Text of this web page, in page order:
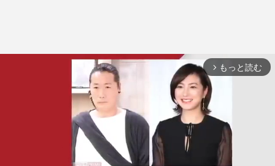
arrow_forward_ios もっと読む